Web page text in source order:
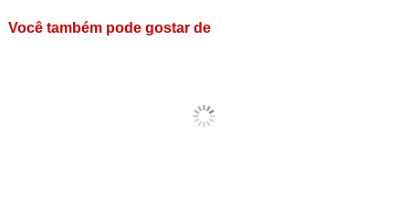
Você também pode gostar de